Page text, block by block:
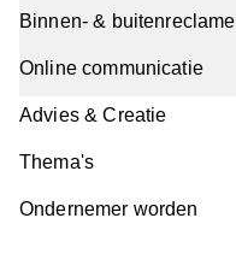
Binnen- & buitenreclame
Online communicatie
Advies & Creatie
Thema's
Ondernemer worden